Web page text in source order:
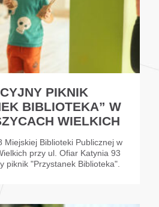
PIKNIK
BIBLIOTEKA” W
WIELKICH
Miejskiej Biblioteki Publicznej w
przy ul. Ofiar Katynia 93
piknik "Przystanek Biblioteka".